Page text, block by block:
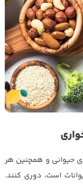
حیوانی و همچنین هر
است، دوری کنند.